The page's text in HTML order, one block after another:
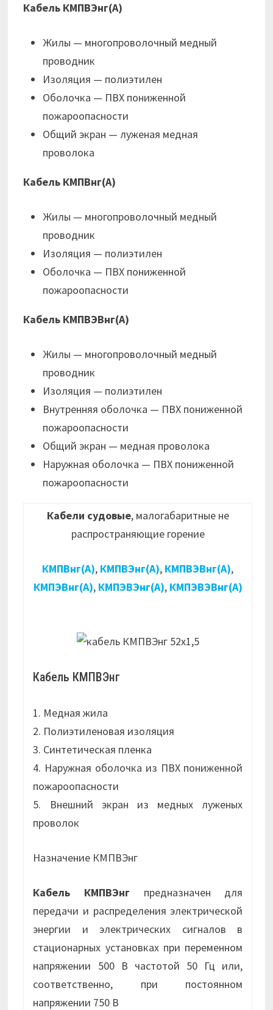
Кабель КМПВЭнг(А)
Жилы — многопроволочный медный
проводник
Изоляция — полиэтилен
Оболочка — ПВХ пониженной
пожароопасности
Общий экран — луженая медная
проволока
Кабель КМПВнг(А)
Жилы — многопроволочный медный
проводник
Изоляция — полиэтилен
Оболочка — ПВХ пониженной
пожароопасности
Кабель КМПВЭВнг(А)
Жилы — многопроволочный медный
проводник
Изоляция — полиэтилен
Внутренняя оболочка — ПВХ пониженной
пожароопасности
Общий экран — медная проволока
Наружная оболочка — ПВХ пониженной
пожароопасности
Кабели судовые, малогабаритные не
распространяющие горение
КМПВнг(А), КМПВЭнг(А), КМПВЭВнг(А),
КМПЭВнг(А), КМПЭВЭнг(А), КМПЭВЭВнг(А)
Кабель КМПВЭнг
1. Медная жила
2. Полиэтиленовая изоляция
3. Синтетическая пленка
4. Наружная оболочка из ПВХ пониженной
пожароопасности
5. Внешний экран из медных луженых
проволок
Назначение КМПВЭнг
Кабель КМПВЭнг предназначен для
передачи и распределения электрической
энергии и электрических сигналов в
стационарных установках при переменном
напряжении 500 В частотой 50 Гц или,
соответственно, при постоянном
напряжении 750 В